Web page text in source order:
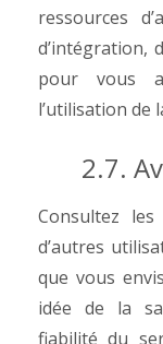
ressources
d’intégration,
pour vous
l’utilisation de
2.7.
Consultez
d’autres
que vous
idée de la
fiabilité du